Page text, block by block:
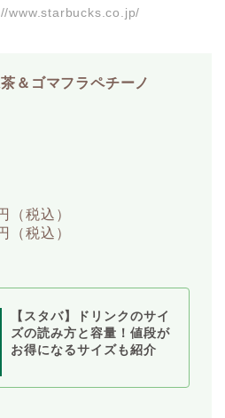
www.starbucks.co.jp/
＆ゴマフラペチーノ
（税込）
税込）
【スタバ】ドリンクのサイ
ズの読み方と容量！値段が
お得になるサイズも紹介